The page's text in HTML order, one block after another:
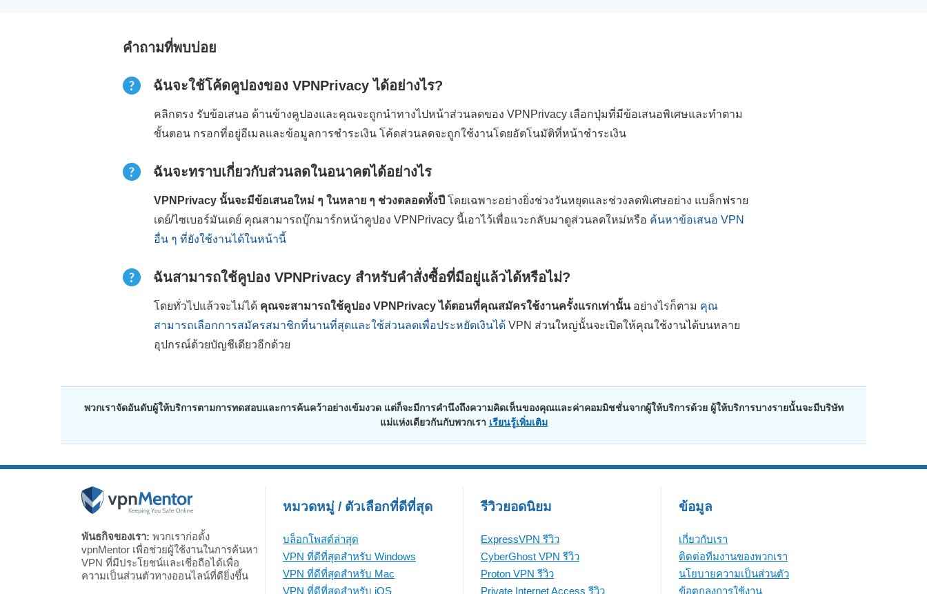
คำถามที่พบบ่อย
ฉันจะใช้โค้ดคูปองของ VPNPrivacy ได้อย่างไร?
คลิกตรง รับข้อเสนอ ด้านข้างคูปองและคุณจะถูกนำทางไปหน้าส่วนลดของ VPNPrivacy เลือกปุ่มที่มีข้อเสนอพิเศษและทำตาม
ขั้นตอน กรอกที่อยู่อีเมลและข้อมูลการชำระเงิน โค้ดส่วนลดจะถูกใช้งานโดยอัตโนมัติที่หน้าชำระเงิน
ฉันจะทราบเกี่ยวกับส่วนลดในอนาคตได้อย่างไร
VPNPrivacy นั้นจะมีข้อเสนอใหม่ ๆ ในหลาย ๆ ช่วงตลอดทั้งปี โดยเฉพาะอย่างยิ่งช่วงวันหยุดและช่วงลดพิเศษอย่าง แบล็กฟราย
เดย์/ไซเบอร์มันเดย์ คุณสามารถบุ๊กมาร์กหน้าคูปอง VPNPrivacy นี้เอาไว้เพื่อแวะกลับมาดูส่วนลดใหม่หรือ ค้นหาข้อเสนอ VPN
อื่น ๆ ที่ยังใช้งานได้ในหน้านี้
ฉันสามารถใช้คูปอง VPNPrivacy สำหรับคำสั่งซื้อที่มีอยู่แล้วได้หรือไม่?
โดยทั่วไปแล้วจะไม่ได้ คุณจะสามารถใช้คูปอง VPNPrivacy ได้ตอนที่คุณสมัครใช้งานครั้งแรกเท่านั้นอย่างไรก็ตาม คุณ
สามารถเลือกการสมัครสมาชิกที่นานที่สุดและใช้ส่วนลดเพื่อประหยัดเงินได้ VPN ส่วนใหญ่นั้นจะเปิดให้คุณใช้งานได้บนหลาย
อุปกรณ์ด้วยบัญชีเดียวอีกด้วย
พวกเราจัดอันดับผู้ให้บริการตามการทดสอบและการค้นคว้าอย่างเข้มงวด แต่ก็จะมีการคำนึงถึงความคิดเห็นของคุณและค่าคอมมิชชั่นจากผู้ให้บริการด้วย ผู้ให้บริการบางรายนั้นจะมีบริษัท
แม่แห่งเดียวกันกับพวกเรา เรียนรู้เพิ่มเติม
พันธกิจของเรา: พวกเราก่อตั้ง
vpnMentor เพื่อช่วยผู้ใช้งานในการค้นหา
VPN ที่มีประโยชน์และเชี่อถือได้เพื่อ
ความเป็นส่วนตัวทางออนไลน์ที่ดียิ่งขึ้น
หมวดหมู่ / ตัวเลือกที่ดีที่สุด
บล็อกโพสต์ล่าสุด
VPN ที่ดีที่สุดสำหรับ Windows
VPN ที่ดีที่สุดสำหรับ Mac
VPN ที่ดีที่สุดสำหรับ iOS
รีวิวยอดนิยม
ExpressVPN รีวิว
CyberGhost VPN รีวิว
Proton VPN รีวิว
Private Internet Access รีวิว
ข้อมูล
เกี่ยวกับเรา
ติดต่อทีมงานของพวกเรา
นโยบายความเป็นส่วนตัว
ข้อตกลงการใช้งาน